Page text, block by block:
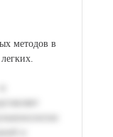
методов в